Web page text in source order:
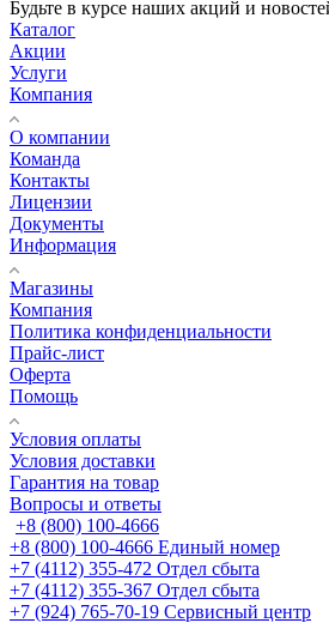
Будьте в курсе наших акций и
Каталог
Акции
Услуги
Компания
О компании
Команда
Контакты
Лицензии
Документы
Информация
Магазины
Компания
Политика конфиденциальности
Прайс-лист
Оферта
Помощь
Условия оплаты
Условия доставки
Гарантия на товар
Вопросы и ответы
+8 (800) 100-4666
+8 (800) 100-4666 Единый номер
+7 (4112) 355-472 Отдел сбыта
+7 (4112) 355-367 Отдел сбыта
+7 (924) 765-70-19 Сервисный центр